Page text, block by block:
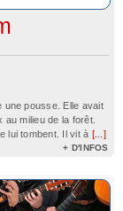
une pousse. Elle avait
milieu de la forêt.
lui tombent. Il vit à [...]
+ D'INFOS